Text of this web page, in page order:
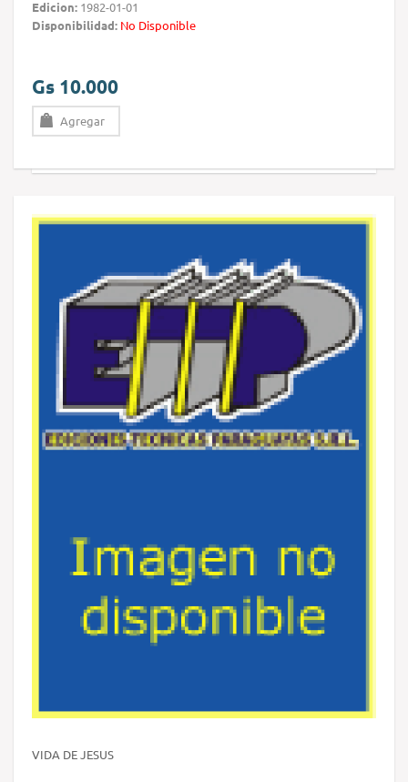
Edicion: 1982-01-01
Disponibilidad: No Disponible
Gs 10.000
Agregar
VIDA DE JESUS